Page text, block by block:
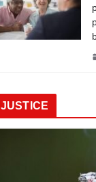
JUSTICE